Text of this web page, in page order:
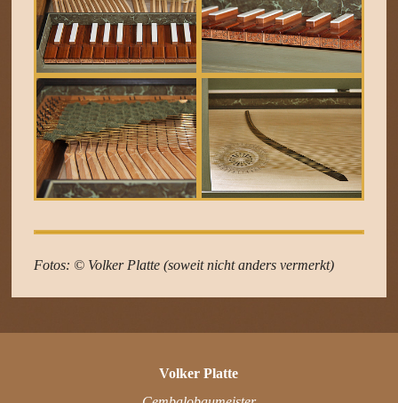
Fotos: © Volker Platte (soweit nicht anders vermerkt)
Volker Platte